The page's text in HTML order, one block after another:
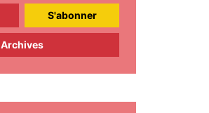
S'abonner
Archives